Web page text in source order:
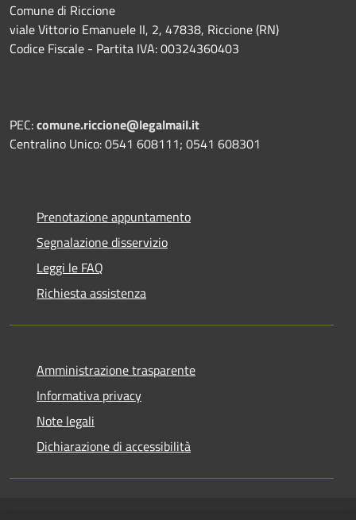
Comune di Riccione
viale Vittorio Emanuele II, 2, 47838, Riccione (RN)
Codice Fiscale - Partita IVA: 00324360403
PEC:comune.riccione@legalmail.it
Centralino Unico: 0541 608111; 0541 608301
Prenotazione appuntamento
Segnalazione disservizio
Leggi le FAQ
Richiesta assistenza
Amministrazione trasparente
Informativa privacy
Note legali
Dichiarazione di accessibilità